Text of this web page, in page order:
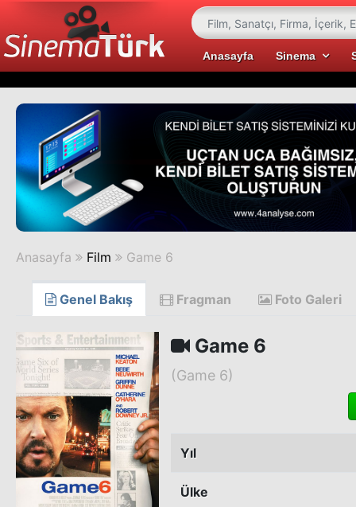
Anasayfa Sinema
Anasayfa Film Game 6
Genel Bakış Fragman Foto Galeri
Game 6
(Game 6)
Yıl
Ülke